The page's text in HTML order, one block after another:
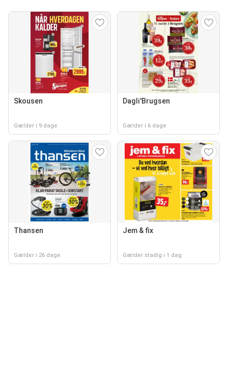
Skousen
Gælder i 9 dage
Dagli'Brugsen
Gælder i 6 dage
Thansen
Gælder i 26 dage
Jem & fix
Gælder stadig i 1 dag